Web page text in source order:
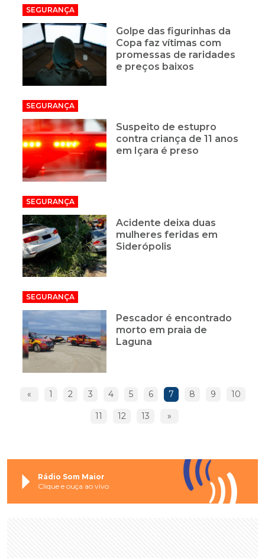
SEGURANÇA
Golpe das figurinhas da
Copa faz vítimas com
promessas de raridades
e preços baixos
SEGURANÇA
Suspeito de estupro
contra criança de 11 anos
em Içara é preso
SEGURANÇA
Acidente deixa duas
mulheres feridas em
Siderópolis
SEGURANÇA
Pescador é encontrado
morto em praia de
Laguna
« 1 2 3 4 5 6 7 8 9 10
11 12 13 »
Rádio Som Maior
Clique e ouça ao vivo